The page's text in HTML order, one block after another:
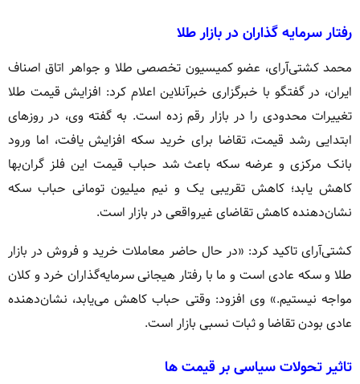
رفتار سرمایه‌ گذاران در بازار طلا
محمد کشتی‌آرای، عضو کمیسیون تخصصی طلا و جواهر اتاق اصناف
ایران، در گفتگو با خبرگزاری خبرآنلاین اعلام کرد: افزایش قیمت طلا
تغییرات محدودی را در بازار رقم زده است. به گفته وی، در روزهای
ابتدایی رشد قیمت، تقاضا برای خرید سکه افزایش یافت، اما ورود
بانک مرکزی و عرضه سکه باعث شد حباب قیمت این فلز گران‌بها
کاهش یابد؛ کاهش تقریبی یک و نیم میلیون تومانی حباب سکه
نشان‌دهنده کاهش تقاضای غیرواقعی در بازار است.
کشتی‌آرای تاکید کرد: «در حال حاضر معاملات خرید و فروش در بازار
طلا و سکه عادی است و ما با رفتار هیجانی سرمایه‌گذاران خرد و کلان
مواجه نیستیم.» وی افزود: وقتی حباب کاهش می‌یابد، نشان‌دهنده
عادی بودن تقاضا و ثبات نسبی بازار است.
تاثیر تحولات سیاسی بر قیمت‌ ها